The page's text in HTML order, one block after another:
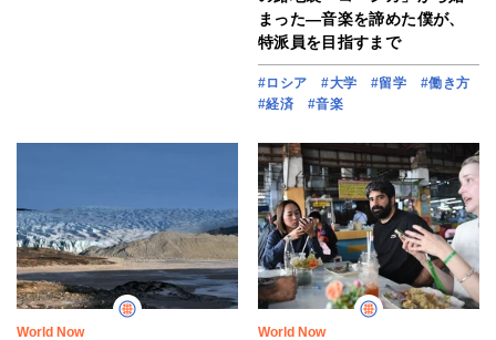
まった―音楽を諦めた僕が、
特派員を目指すまで
#ロシア #大学 #留学
#働き方
#経済
#音楽
World Now World Now